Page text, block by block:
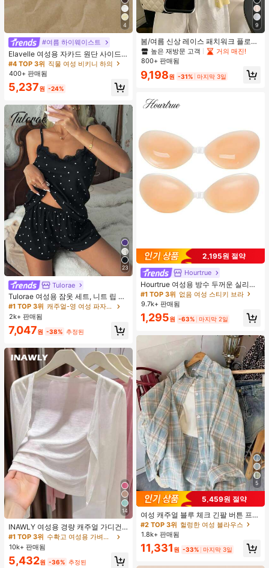
4
#여름 하이웨이스트
Elavelle 여성용 자카드 원단 사이드
타이 비키니 하의, 봄/여름
#4 TOP 3위 직물 여성 비키니 하의
400+ 판매됨
5,237원 -24%
23
Tulorae
Tulorae 여성용 잠옷 세트, 니트 립 원
단, 하트 프린트 대비 레이스 트림, 로
맨틱 달콤 귀여운 섹시 캐미솔 & 반바
지 베이비돌 잠옷 세트 투피스 나이트
세트 섹시 잠옷 세트 여성용 잠옷 롬퍼
투피스 잠옷 세트 여성용 잠옷 세트 도
트 잠옷 세트 잠옷 반바지 세트 투피스
잠옷 세트 여성용 여름 세트 도트 반바
지 세트 여성용 잠옷 세트 반바지 잠옷
세트 여성용 투피스 여름 라운지 세트
#1 TOP 3위
캐주얼-영 여성 파자마 세트
2k+ 판매됨
7,047원 -38% 추정된
14
INAWLY 여성용 경량 캐주얼 가디건,
여름
#1 TOP 3위
수확고 여성용 가벼운 카디건
10k+ 판매됨
5,432원 -36% 추정된
9
봄/여름 신상 레이스 패치워크 플로럴
트림 소프트 니트 가디건 경량 재킷 탑
여성용, 코티지코어 옐로우
높은 재방문 고객
거의 매진!
800+ 판매됨
9,198원 -31% 마지막 3일
2,195원 절약
Hourtrue
Hourtrue 여성용 방수 두꺼운 실리콘
가슴 페탈, 작은 가슴 리프트업 & 푸시
인용, 웨딩 촬영 및 들러리용
#1 TOP 3위 없음 여성 스티키 브라
9.7k+ 판매됨
1,295원 -63% 마지막 2일
5
5,459원 절약
여성 캐주얼 블루 체크 긴팔 버튼 프론
트 폴리에스터 셔츠, 레귤러 핏, 봄 의
류, 편안한 스타일
#2 TOP 3위 헐렁한 여성 블라우스
1.8k+ 판매됨
11,331 원 -33% 마지막 3일